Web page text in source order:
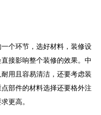
个环节，选好材料，装修设
接影响整个装修的效果。中
用且容易清洁，还要考虑装
部件的材料选择还要格外注
更高。